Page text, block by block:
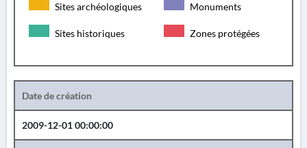
Sites archéologiques Monuments
Sites historiques Zones protégées
Date de création
2009-12-01 00:00:00